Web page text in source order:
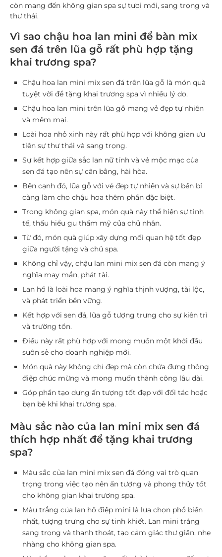
còn mang đến không gian spa sự tươi mới, sang trọng và
thư thái.
Vì sao chậu hoa lan mini để bàn mix
sen đá trên lũa gỗ rất phù hợp tặng
khai trương spa?
Chậu hoa lan mini mix sen đá trên lũa gỗ là món quà
tuyệt vời để tặng khai trương spa vì nhiều lý do.
Chậu hoa lan mini trên lũa gỗ mang vẻ đẹp tự nhiên
và mềm mại.
Loài hoa nhỏ xinh này rất phù hợp với không gian ưu
tiên sự thư thái và sang trọng.
Sự kết hợp giữa sắc lan nữ tính và vẻ mộc mạc của
sen đá tạo nên sự cân bằng, hài hòa.
Bên cạnh đó, lũa gỗ với vẻ đẹp tự nhiên và sự bền bỉ
càng làm cho chậu hoa thêm phần đặc biệt.
Trong không gian spa, món quà này thể hiện sự tinh
tế, thấu hiểu gu thẩm mỹ của chủ nhân.
Từ đó, món quà giúp xây dựng mối quan hệ tốt đẹp
giữa người tặng và chủ spa.
Không chỉ vậy, chậu lan mini mix sen đá còn mang ý
nghĩa may mắn, phát tài.
Lan hồ là loài hoa mang ý nghĩa thịnh vượng, tài lộc,
và phát triển bền vững.
Kết hợp với sen đá, lũa gỗ tượng trưng cho sự kiên trì
và trường tồn.
Điều này rất phù hợp với mong muốn một khởi đầu
suôn sẻ cho doanh nghiệp mới.
Món quà này không chỉ đẹp mà còn chứa đựng thông
điệp chúc mừng và mong muốn thành công lâu dài.
Góp phần tạo dựng ấn tượng tốt đẹp với đối tác hoặc
bạn bè khi khai trương spa.
Màu sắc nào của lan mini mix sen đá
thích hợp nhất để tặng khai trương
spa?
Màu sắc của lan mini mix sen đá đóng vai trò quan
trọng trong việc tạo nên ấn tượng và phong thủy tốt
cho không gian khai trương spa.
Màu trắng của lan hồ điệp mini là lựa chọn phổ biến
nhất, tượng trưng cho sự tinh khiết. Lan mini trắng
sang trọng và thanh thoát, tạo cảm giác thư giãn, nhẹ
nhàng cho không gian spa.